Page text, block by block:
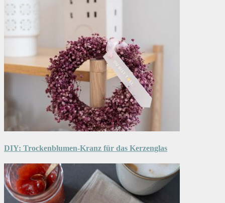
DIY: Trockenblumen-Kranz für das Kerzenglas